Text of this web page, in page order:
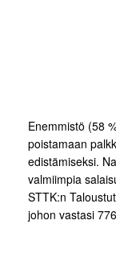
Enemmistö (58
poistamaan
edistämiseksi.
valmiimpia
STTK:n
johon vastasi